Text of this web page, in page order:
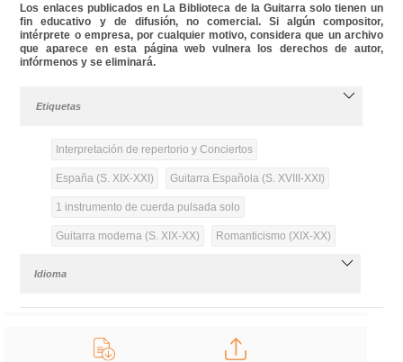
Los enlaces publicados en La Biblioteca de la Guitarra solo tienen un
fin educativo y de difusión, no comercial. Si algún compositor,
intérprete o empresa, por cualquier motivo, considera que un archivo
que aparece en esta página web vulnera los derechos de autor,
infórmenos y se eliminará.
Etiquetas
Interpretación de repertorio y Conciertos
España (S. XIX-XXI) Guitarra Española (S. XVIII-XXI)
1 instrumento de cuerda pulsada solo
Guitarra moderna (S. XIX-XX) Romanticismo (XIX-XX)
Idioma